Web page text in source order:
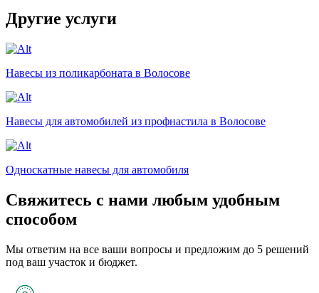
Другие услуги
Навесы из поликарбоната в Волосове
Навесы для автомобилей из профнастила в Волосове
Односкатные навесы для автомобиля
Свяжитесь с нами любым удобным
способом
Мы ответим на все ваши вопросы и предложим до 5 решений
под ваш участок и бюджет.